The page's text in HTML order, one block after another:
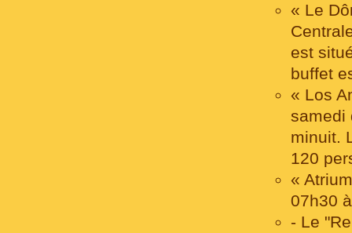
« Le
est
buffet
« Los
samedi
minuit.
120
«
07h30
- Le